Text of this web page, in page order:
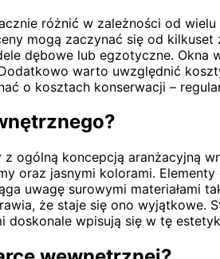
różnić w zależności od
mogą zaczynać się od
dębowe lub egzotyczne.
warto uwzględnić
o kosztach konserwacji –
ogólną koncepcją aranżacyjną
oraz jasnymi kolorami.
uwagę surowymi materiałami
że staje się ono wyjątkowe.
doskonale wpisują się w tę